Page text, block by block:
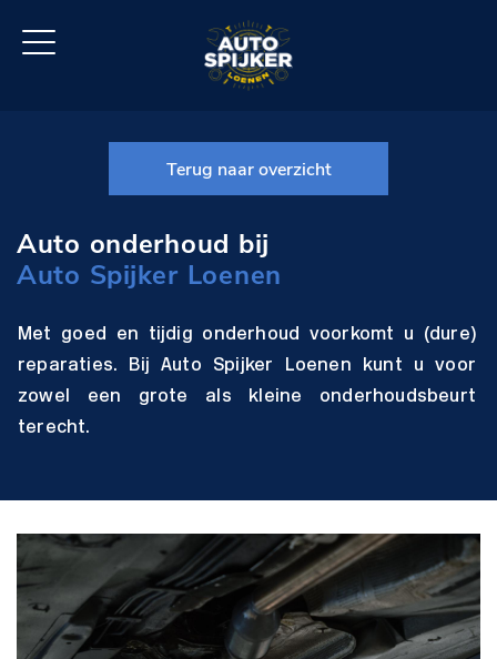
Terug naar overzicht
Auto onderhoud bij
Auto Spijker Loenen
Met goed en tijdig onderhoud voorkomt u (dure)
reparaties. Bij Auto Spijker Loenen kunt u voor
zowel een grote als kleine onderhoudsbeurt
terecht.